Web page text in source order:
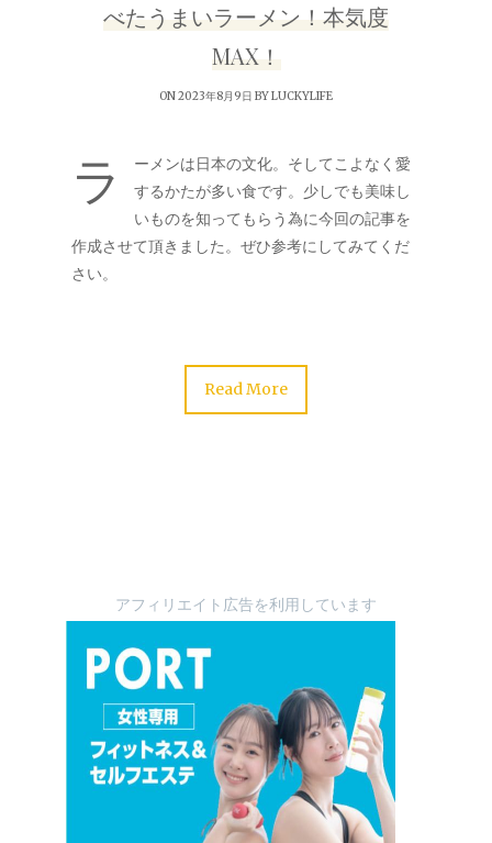
べたうまいラーメン！本気度
MAX！
ON 2023年8月9日 BYLUCKYLIFE
ラ
ーメンは日本の文化。そしてこよなく愛
するかたが多い食です。少しでも美味し
いものを知ってもらう為に今回の記事を
作成させて頂きました。ぜひ参考にしてみてくだ
さい。
Read More
アフィリエイト広告を利用しています